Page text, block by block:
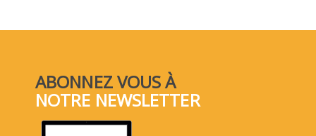
ABONNEZ VOUS À
NOTRE NEWSLETTER